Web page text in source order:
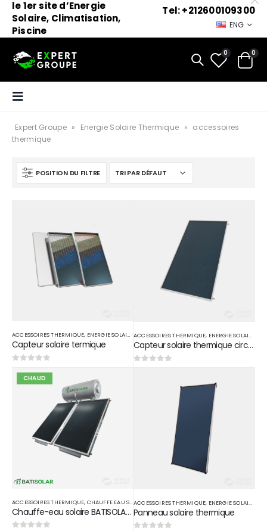
le 1er site d’Energie
Solaire, Climatisation,
Piscine
Tel: +212600109300
ENG
0 0
Expert Groupe » Energie Solaire Thermique » accessoires
thermique
POSITION DU FILTRE
ACCESSOIRES THERMIQUE, ENERGIE SOLAIRE THERMIQUE
Capteur solaire termique
ACCESSOIRES THERMIQUE, ENERGIE SOLAIRE THERMIQUE
Capteur solaire thermique circuit fermé
CHAUD
ACCESSOIRES THERMIQUE, CHAUFFE EAU SOLAIRE ,ENERGIE SOLAIRE THERMIQUE
Chauffe-eau solaire BATISOLAR circuit fermé 300 L
ACCESSOIRES THERMIQUE, ENERGIE SOLAIRE THERMIQUE
Panneau solaire thermique